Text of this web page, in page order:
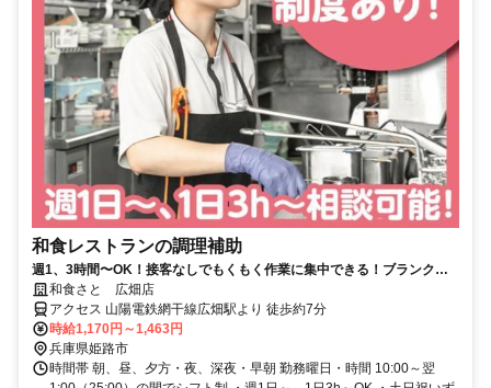
和食レストランの調理補助
週1、3時間〜OK！接客なしでもくもく作業に集中できる！ブランクが
ある主婦（夫）さんも活躍中！
和食さと 広畑店
アクセス 山陽電鉄網干線広畑駅より 徒歩約7分
時給1,170円～1,463円
兵庫県姫路市
時間帯 朝、昼、夕方・夜、深夜・早朝 勤務曜日・時間 10:00～翌